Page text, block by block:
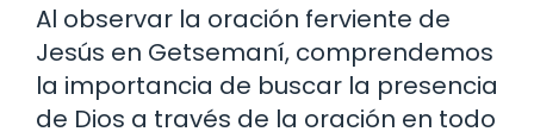
Al observar la oración ferviente de
Jesús en Getsemaní, comprendemos
la importancia de buscar la presencia
de Dios a través de la oración en todo